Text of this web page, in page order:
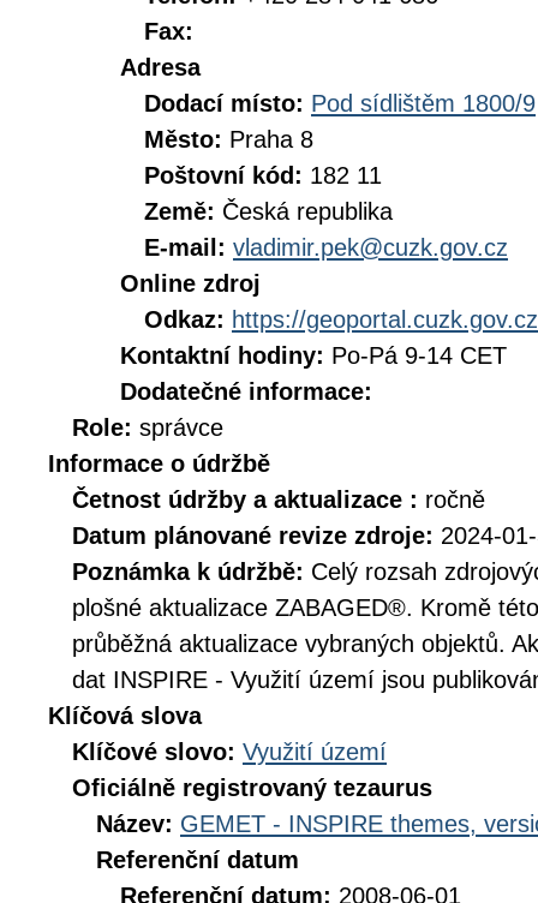
Fax:
Adresa
Dodací místo: Pod sídlištěm 1800/9
Město: Praha 8
Poštovní kód: 182 11
Země: Česká republika
E-mail: vladimir.pek@cuzk.gov.cz
Online zdroj
Odkaz: https://geoportal.cuzk.gov.cz
Kontaktní hodiny: Po-Pá 9-14 CET
Dodatečné informace:
Role: správce
Informace o údržbě
Četnost údržby a aktualizace : ročně
Datum plánované revize zdroje: 2024-
Poznámka k údržbě: Celý rozsah
plošné aktualizace ZABAGED®. Kromě
průběžná aktualizace vybraných objektů.
dat INSPIRE - Využití území jsou
Klíčová slova
Klíčové slovo: Využití území
Oficiálně registrovaný tezaurus
Název: GEMET - INSPIRE themes,
Referenční datum
Referenční datum: 2008-06-01